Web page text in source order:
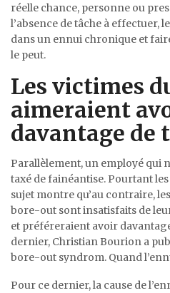
réelle chance, personne ou
l’absence de tâche à effectuer,
dans un ennui chronique et
le peut.
Les victimes
aimeraient
davantage de
Parallèlement, un employé qui
taxé de fainéantise. Pourtant
sujet montre qu’au contraire,
bore-out sont insatisfaits de
et préféreraient avoir
dernier, Christian Bourion a
bore-out syndrom. Quand
Pour ce dernier, la cause de